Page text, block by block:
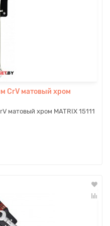
CrV матовый хром
матовый хром MATRIX 15111